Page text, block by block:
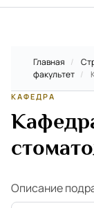
Главная /
факультет /
КАФЕДРА
Описание